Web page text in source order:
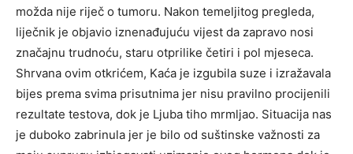
možda nije riječ o tumoru. Nakon temeljitog pregleda,
liječnik je objavio iznenađujuću vijest da zapravo nosi
značajnu trudnoću, staru otprilike četiri i pol mjeseca.
Shrvana ovim otkrićem, Kaća je izgubila suze i izražavala
bijes prema svima prisutnima jer nisu pravilno procijenili
rezultate testova, dok je Ljuba tiho mrmljao. Situacija nas
je duboko zabrinula jer je bilo od suštinske važnosti za